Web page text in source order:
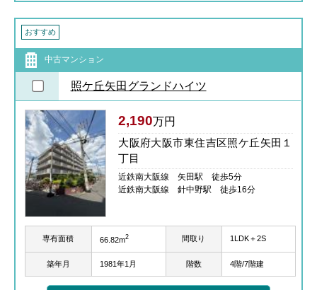
おすすめ
中古マンション
照ケ丘矢田グランドハイツ
2,190万円
大阪府大阪市東住吉区照ケ丘矢田１
丁目
近鉄南大阪線 矢田駅 徒歩5分
近鉄南大阪線 針中野駅 徒歩16分
専有面積 66.82m2 間取り 1LDK＋2S
築年月 1981年1月 階数 4階/7階建